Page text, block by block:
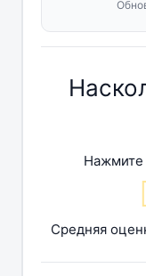
Нажмите
Средняя